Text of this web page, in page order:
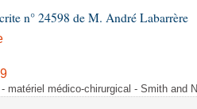
n° 24598 de M. André Labarrère
matériel médico-chirurgical - Smith and